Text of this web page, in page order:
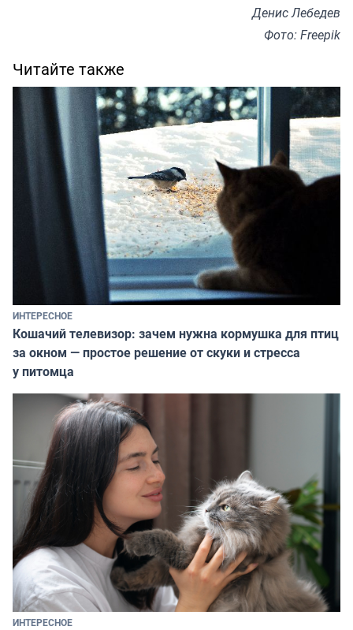
Денис Лебедев
Фото: Freepik
Читайте также
ИНТЕРЕСНОЕ
Кошачий телевизор: зачем нужна кормушка для птиц
за окном — простое решение от скуки и стресса
у питомца
ИНТЕРЕСНОЕ